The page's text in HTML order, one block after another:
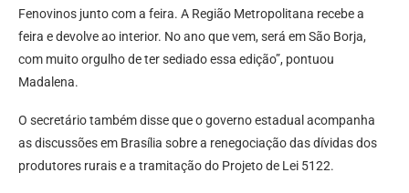
Fenovinos junto com a feira. A Região Metropolitana recebe a
feira e devolve ao interior. No ano que vem, será em São Borja,
com muito orgulho de ter sediado essa edição”, pontuou
Madalena.
O secretário também disse que o governo estadual acompanha
as discussões em Brasília sobre a renegociação das dívidas dos
produtores rurais e a tramitação do Projeto de Lei 5122.